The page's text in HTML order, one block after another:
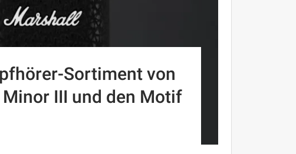
Sortiment von
III und den Motif